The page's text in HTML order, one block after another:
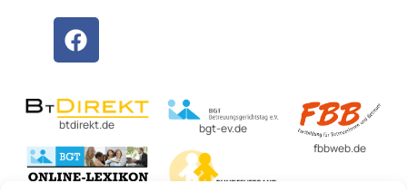
btdirekt.de
bgt-ev.de
fbbweb.de